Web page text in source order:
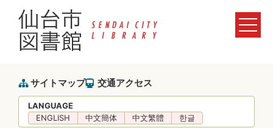
サイトマップ 交通アクセス
LANGUAGE
ENGLISH
中文簡体 中文繁體 한글